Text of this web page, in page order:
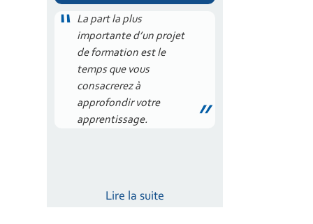
La part la plus
importante d’un projet
de formation est le
temps que vous
consacrerez à
approfondir votre
apprentissage.
Lire la suite